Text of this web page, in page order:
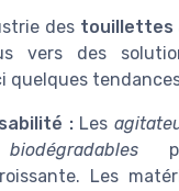
des touillettes
vers des
quelques
:Les
Les